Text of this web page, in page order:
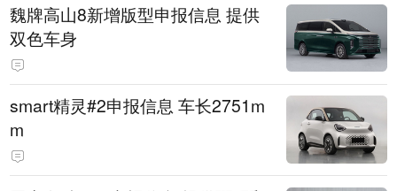
魏牌高山8新增版型申报信息 提供
双色车身
smart精灵#2申报信息 车长2751m
m